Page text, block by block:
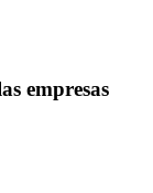
empresas